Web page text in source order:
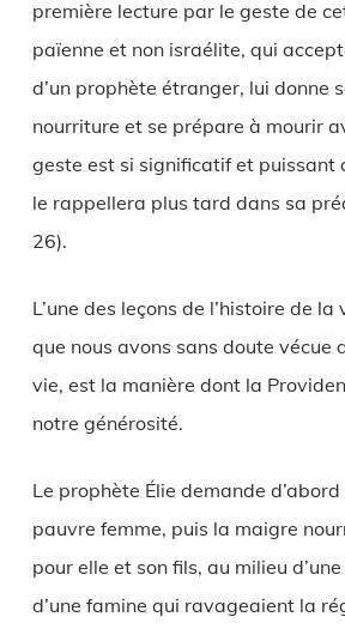
première lecture par le geste de
païenne et non israélite, qui
d’un prophète étranger, lui donne
nourriture et se prépare à mourir
geste est si significatif et puissant
le rappellera plus tard dans sa
26).
L’une des leçons de l’histoire de
que nous avons sans doute vécue
vie, est la manière dont la
notre générosité.
Le prophète Élie demande d’abord
pauvre femme, puis la maigre
pour elle et son fils, au milieu
d’une famine qui ravageaient la